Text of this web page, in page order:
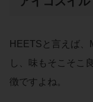
HEETSと言えば
し、味もそこそこ
徴ですよね。